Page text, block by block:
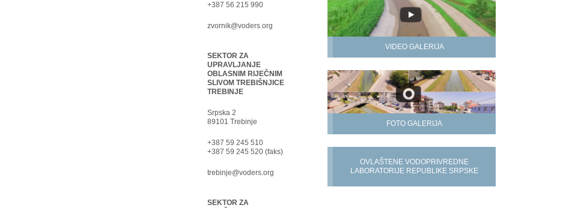
VIDEO GALERIJA
FOTO GALERIJA
OVLAŠTENE VODOPRIVREDNE
LABORATORIJE REPUBLIKE SRPSKE
+387 56 215 990
zvornik@voders.org
SEKTOR ZA
UPRAVLJANJE
OBLASNIM RIJEČNIM
SLIVOM TREBIŠNJICE
TREBINJE
Srpska 2
89101 Trebinje
+387 59 245 510
+387 59 245 520 (faks)
trebinje@voders.org
SEKTOR ZA